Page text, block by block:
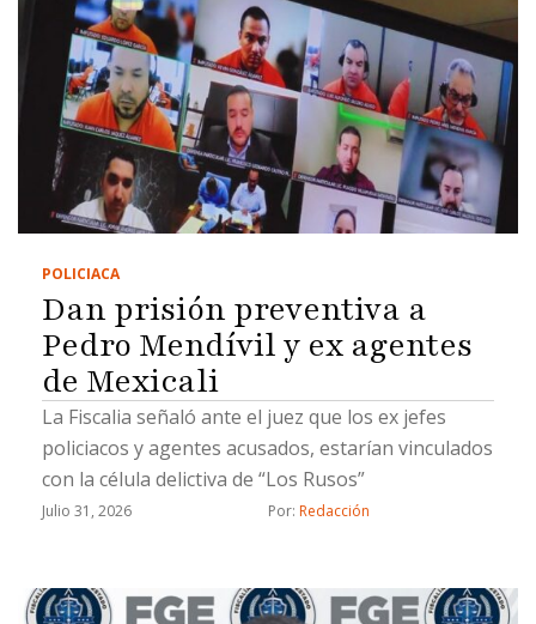
POLICIACA
Dan prisión preventiva a
Pedro Mendívil y ex agentes
de Mexicali
La Fiscalia señaló ante el juez que los ex jefes
policiacos y agentes acusados, estarían vinculados
con la célula delictiva de “Los Rusos”
Julio 31, 2026 Por: Redacción